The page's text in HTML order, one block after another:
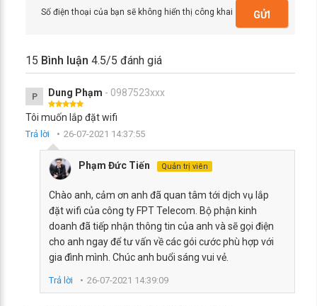
Số điện thoại của bạn sẽ không hiển thị công khai GỬI
15 Bình luận 4.5/5 đánh giá
P Dung Phạm - 0987523xxx
Tôi muốn lắp đặt wifi
Trả lời 26-07-2021 14:37:55
Phạm Đức Tiến Quản trị viên
Chào anh, cảm ơn anh đã quan tâm tới dịch vụ lắp
đặt wifi của công ty FPT Telecom. Bộ phận kinh
doanh đã tiếp nhận thông tin của anh và sẽ gọi điện
cho anh ngay để tư vấn về các gói cước phù hợp với
gia đình mình. Chúc anh buổi sáng vui vẻ.
Trả lời 26-07-2021 14:39:09